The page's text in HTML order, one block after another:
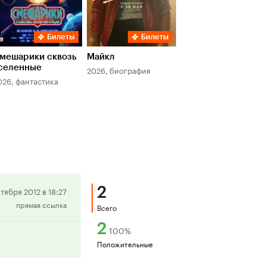
Билеты
сквозь
фантастика
Билеты
Майкл
2026, биография
Положительная
рецензия
2012 в 18:27
прямая ссылка
2
Всего
2 100%
Положительные